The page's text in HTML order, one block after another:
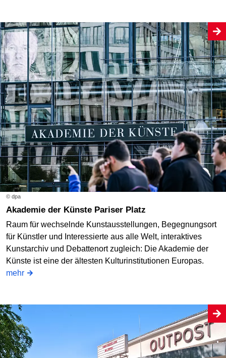
© dpa
Akademie der Künste Pariser Platz
Raum für wechselnde Kunstausstellungen, Begegnungsort
für Künstler und Interessierte aus alle Welt, interaktives
Kunstarchiv und Debattenort zugleich: Die Akademie der
Künste ist eine der ältesten Kulturinstitutionen Europas.
mehr